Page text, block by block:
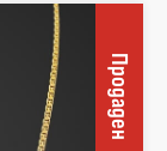
Продаден